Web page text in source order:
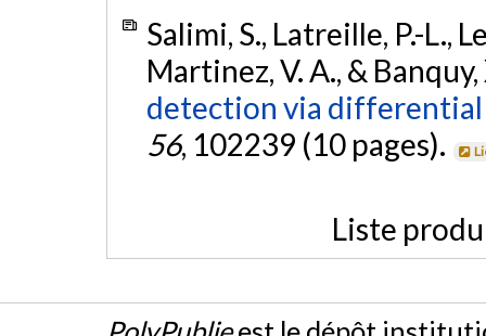
Salimi, S., Latreille, P.-L.,
Martinez, V. A., &
detection via differential
56, 102239 (10 pages).
Liste